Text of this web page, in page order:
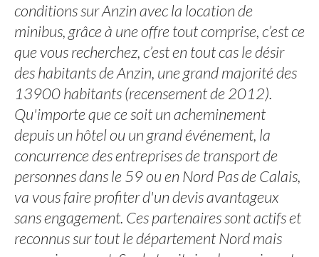
conditions sur Anzin avec la location de
minibus, grâce à une offre tout comprise, c’est ce
que vous recherchez, c’est en tout cas le désir
des habitants de Anzin, une grand majorité des
13900 habitants (recensement de 2012).
Qu'importe que ce soit un acheminement
depuis un hôtel ou un grand événement, la
concurrence des entreprises de transport de
personnes dans le 59 ou en Nord Pas de Calais,
va vous faire profiter d'un devis avantageux
sans engagement. Ces partenaires sont actifs et
reconnus sur tout le département Nord mais